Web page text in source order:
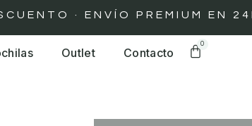
· ENVÍO PREMIUM EN 24H ·
Outlet Contacto
0